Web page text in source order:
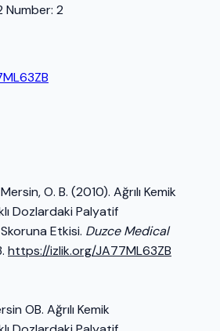
Number: 2
O. B. (2010). Ağrılı Kemik
Dozlardaki Palyatif
Etkisi. Duzce Medical
https://izlik.org/JA77ML63ZB
OB. Ağrılı Kemik